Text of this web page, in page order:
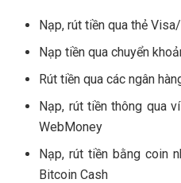
Nạp, rút tiền qua thẻ
Nạp tiền qua chuyển
Rút tiền qua các ngân
Nạp, rút tiền thông qua
WebMoney
Nạp, rút tiền bằng coin
Bitcoin Cash